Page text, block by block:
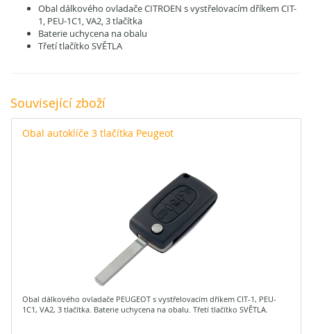
Obal dálkového ovladače CITROEN s vystřelovacím dříkem CIT-
1, PEU-1C1, VA2, 3 tlačítka
Baterie uchycena na obalu
Třetí tlačítko SVĚTLA
Související zboží
Obal autoklíče 3 tlačítka Peugeot
Obal dálkového ovladače PEUGEOT s vystřelovacím dříkem CIT-1, PEU-
1C1, VA2, 3 tlačítka. Baterie uchycena na obalu. Třetí tlačítko SVĚTLA.